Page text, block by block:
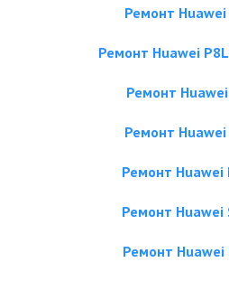
Ремонт Huawei
Ремонт Huawei
Ремонт
Ремонт Huawei
Ремонт Huawei
Ремонт Huawei
Ремонт Huawei